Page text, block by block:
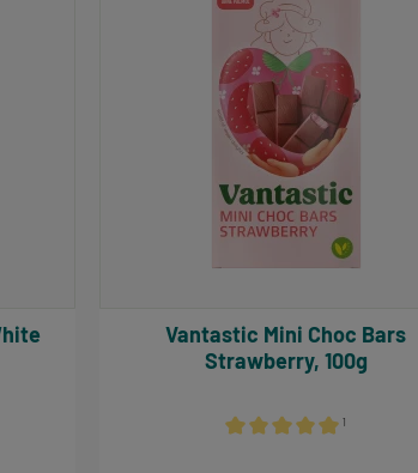
¹
Vantastic Mini Choc Bars
Strawberry, 100g